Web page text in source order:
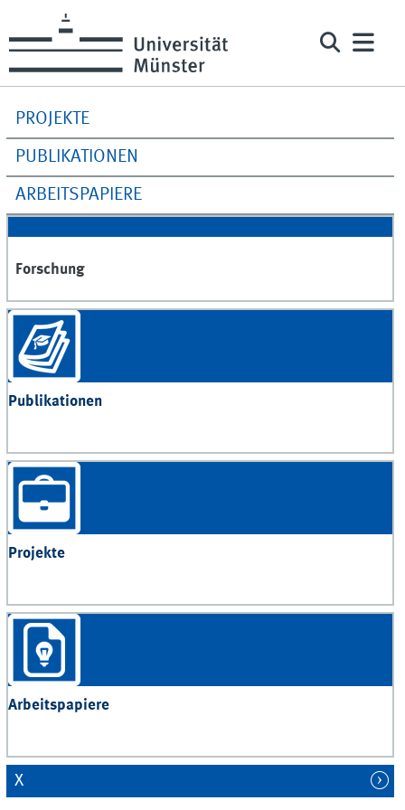
PROJEKTE
PUBLIKATIONEN
ARBEITSPAPIERE
Forschung
Publikationen
Projekte
Arbeitspapiere
X